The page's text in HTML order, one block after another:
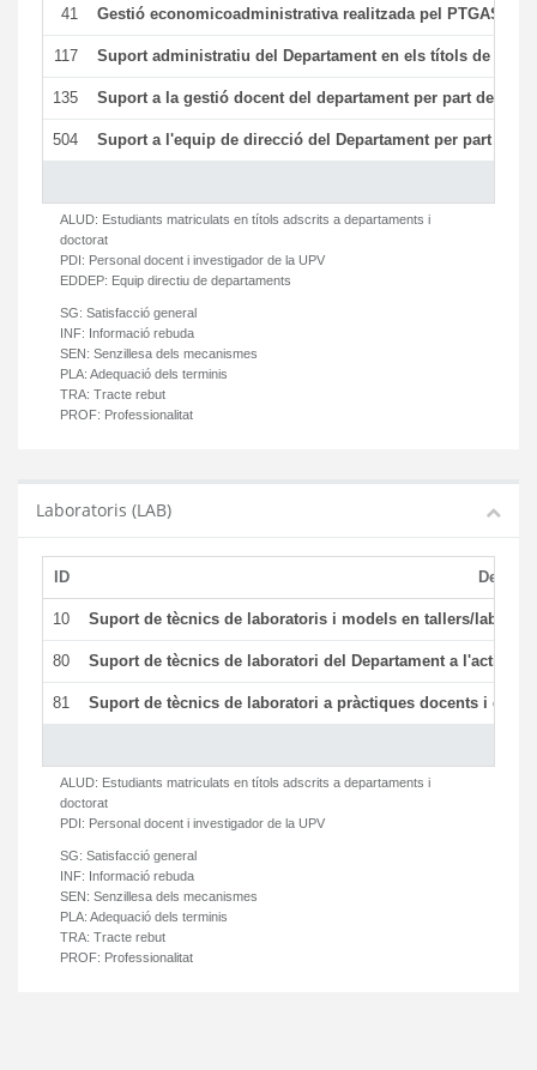
41 Gestió economicoadministrativa realitzada pel PTGAS del
117 Suport administratiu del Departament en els títols de
135 Suport a la gestió docent del departament per part del
504 Suport a l'equip de direcció del Departament per part del
ALUD: Estudiants matriculats en títols adscrits a departaments i
doctorat
PDI: Personal docent i investigador de la UPV
EDDEP: Equip directiu de departaments
SG: Satisfacció general
INF: Informació rebuda
SEN: Senzillesa dels mecanismes
PLA: Adequació dels terminis
TRA: Tracte rebut
PROF: Professionalitat
Laboratoris (LAB)
ID
10 Suport de tècnics de laboratoris i models en tallers/
80 Suport de tècnics de laboratori del Departament a l'activitat
81 Suport de tècnics de laboratori a pràctiques docents i
ALUD: Estudiants matriculats en títols adscrits a departaments i
doctorat
PDI: Personal docent i investigador de la UPV
SG: Satisfacció general
INF: Informació rebuda
SEN: Senzillesa dels mecanismes
PLA: Adequació dels terminis
TRA: Tracte rebut
PROF: Professionalitat